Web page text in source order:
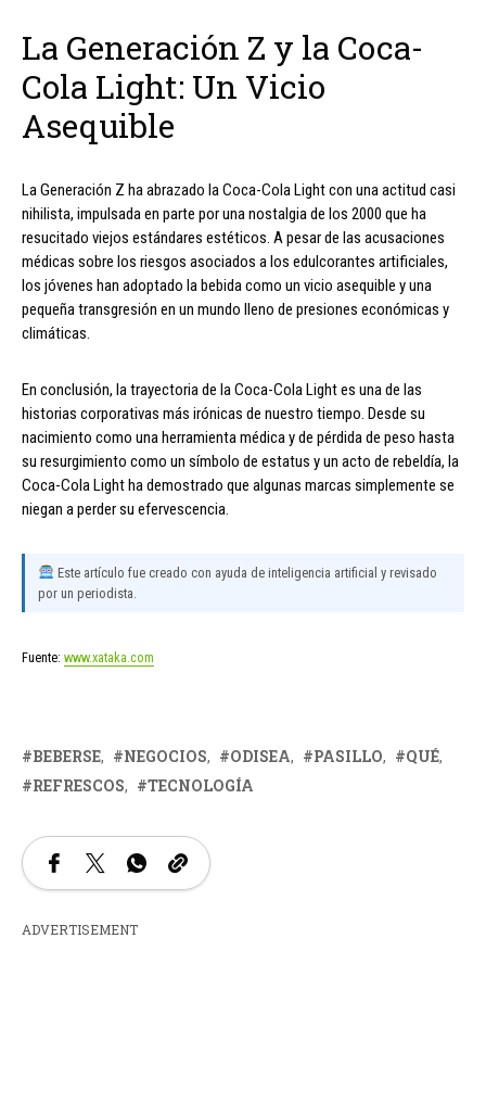
La Generación Z y la Coca-
Cola Light: Un Vicio
Asequible
La Generación Z ha abrazado la Coca-Cola Light con una actitud casi
nihilista, impulsada en parte por una nostalgia de los 2000 que ha
resucitado viejos estándares estéticos. A pesar de las acusaciones
médicas sobre los riesgos asociados a los edulcorantes artificiales,
los jóvenes han adoptado la bebida como un vicio asequible y una
pequeña transgresión en un mundo lleno de presiones económicas y
climáticas.
En conclusión, la trayectoria de la Coca-Cola Light es una de las
historias corporativas más irónicas de nuestro tiempo. Desde su
nacimiento como una herramienta médica y de pérdida de peso hasta
su resurgimiento como un símbolo de estatus y un acto de rebeldía, la
Coca-Cola Light ha demostrado que algunas marcas simplemente se
niegan a perder su efervescencia.
Este artículo fue creado con ayuda de inteligencia artificial y revisado
por un periodista.
Fuente: www.xataka.com
BEBERSE NEGOCIOS ODISEA PASILLO
QUÉ
REFRESCOS
TECNOLOGÍA
ADVERTISEMENT